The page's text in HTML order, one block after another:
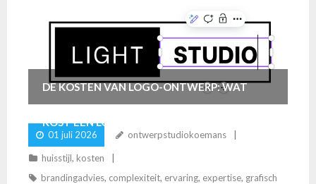
DE KOSTEN VAN LOGO-ONTWERP: WAT
KOST EEN LOGO MAKEN?
01 juli 2026 ontwerpstudiokoemans
huisstijl, kosten
brandingadvies, complexiteit, ervaring, expertise, grafisch